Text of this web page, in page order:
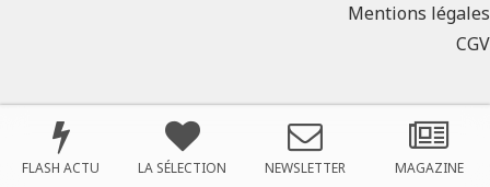
Mentions légales
CGV
FLASH ACTU LA SÉLECTION NEWSLETTER MAGAZINE